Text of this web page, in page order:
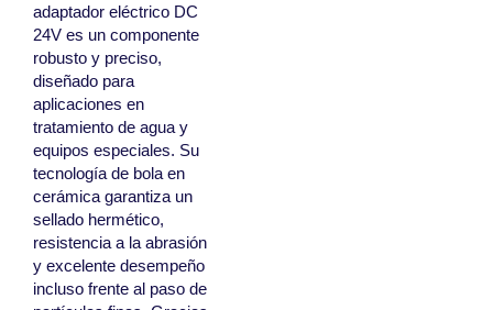
adaptador eléctrico DC
24V es un componente
robusto y preciso,
diseñado para
aplicaciones en
tratamiento de agua y
equipos especiales. Su
tecnología de bola en
cerámica garantiza un
sellado hermético,
resistencia a la abrasión
y excelente desempeño
incluso frente al paso de